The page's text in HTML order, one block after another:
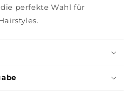
perfekte Wahl für